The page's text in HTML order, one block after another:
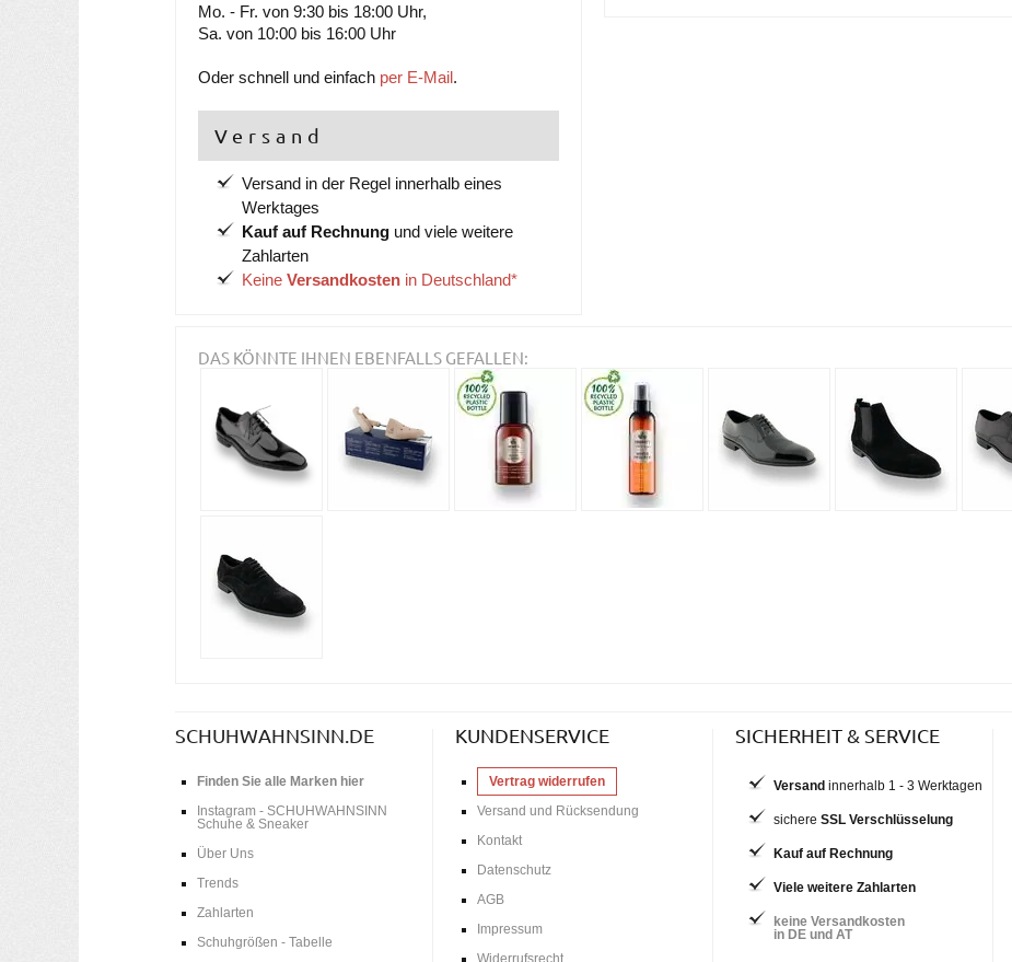
Mo. - Fr. von 9:30 bis 18:00 Uhr,
Sa. von 10:00 bis 16:00 Uhr
Oder schnell und einfach per E-Mail.
Versand
Versand in der Regel innerhalb eines
Werktages
Kauf auf Rechnung und viele weitere
Zahlarten
Keine Versandkosten in Deutschland*
DAS KÖNNTE IHNEN EBENFALLS GEFALLEN:
SCHUHWAHNSINN.DE
Finden Sie alle Marken hier
Instagram - SCHUHWAHNSINN
Schuhe & Sneaker
Über Uns
Trends
Zahlarten
Schuhgrößen - Tabelle
KUNDENSERVICE
Vertrag widerrufen
Versand und Rücksendung
Kontakt
Datenschutz
AGB
Impressum
Widerrufsrecht
SICHERHEIT & SERVICE
Versand innerhalb 1 - 3 Werktagen
sichere SSL Verschlüsselung
Kauf auf Rechnung
Viele weitere Zahlarten
keine Versandkosten
in DE und AT